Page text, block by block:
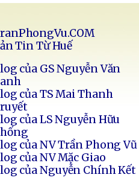
Tin Từ Huế
của GS Nguyễn Văn
của TS Mai Thanh
của LS Nguyễn Hữu
của NV Trần Phong Vũ
của NV Mặc Giao
của Nguyễn Chính Kết